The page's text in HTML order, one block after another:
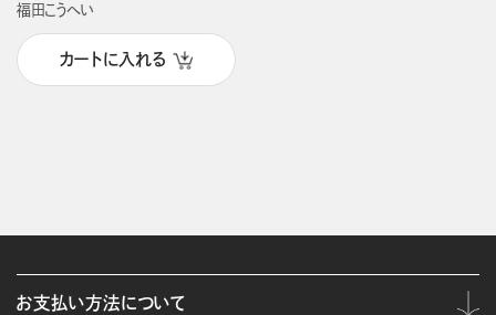
福田こうへい
カートに入れる
お支払い方法について